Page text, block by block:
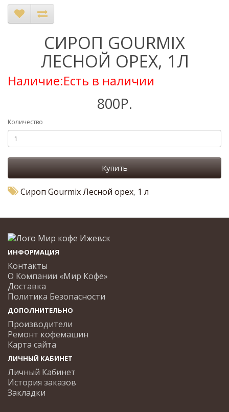
СИРОП GOURMIX
ЛЕСНОЙ ОРЕХ, 1Л
Наличие:Есть в наличии
800Р.
Количество
Купить
Сироп Gourmix Лесной орех, 1 л
ИНФОРМАЦИЯ
Контакты
О Компании «Мир Кофе»
Доставка
Политика Безопасности
ДОПОЛНИТЕЛЬНО
Производители
Ремонт кофемашин
Карта сайта
ЛИЧНЫЙ КАБИНЕТ
Личный Кабинет
История заказов
Закладки